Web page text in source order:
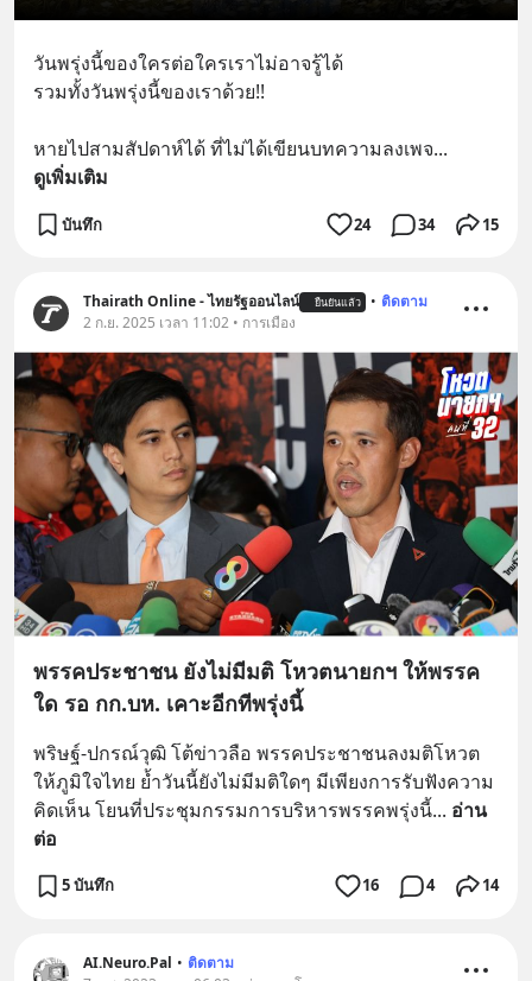
วันพรุ่งนี้ของใครต่อใครเราไม่อาจรู้ได้
รวมทั้งวันพรุ่งนี้ของเราด้วย!!
หายไปสามสัปดาห์ได้ ที่ไม่ได้เขียนบทความลงเพจ...
ดูเพิ่มเติม
บันทึก 24 34 15
Thairath Online - ไทยรัฐออนไลน์ ยืนยันแล้ว • ติดตาม
2 ก.ย. 2025 เวลา 11:02 • การเมือง
พรรคประชาชน ยังไม่มีมติ โหวตนายกฯ ให้พรรค
ใด รอ กก.บห. เคาะอีกทีพรุ่งนี้
พริษฐ์-ปกรณ์วุฒิ โต้ข่าวลือ พรรคประชาชนลงมติโหวต
ให้ภูมิใจไทย ย้ำวันนี้ยังไม่มีมติใดๆ มีเพียงการรับฟังความ
คิดเห็น โยนที่ประชุมกรรมการบริหารพรรคพรุ่งนี้... อ่าน
ต่อ
5 บันทึก 16 4 14
AI.Neuro.Pal • ติดตาม